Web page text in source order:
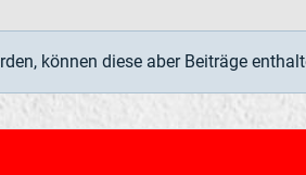
können diese aber Beiträge